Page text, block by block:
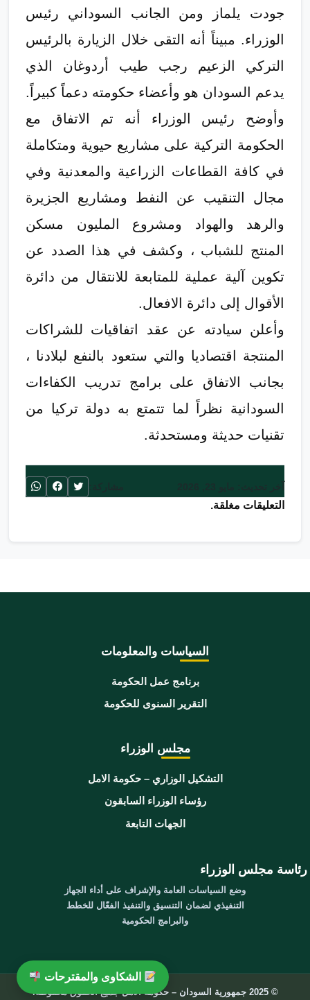
جودت يلماز ومن الجانب السوداني رئيس
الوزراء. مبيناً أنه التقى خلال الزيارة بالرئيس
التركي الزعيم رجب طيب أردوغان الذي
يدعم السودان هو وأعضاء حكومته دعماً كبيراً.
وأوضح رئيس الوزراء أنه تم الاتفاق مع
الحكومة التركية على مشاريع حيوية ومتكاملة
في كافة القطاعات الزراعية والمعدنية وفي
مجال التنقيب عن النفط ومشاريع الجزيرة
والرهد والهواد ومشروع المليون مسكن
المنتج للشباب ، وكشف في هذا الصدد عن
تكوين آلية عملية للمتابعة للانتقال من دائرة
الأقوال إلى دائرة الافعال.
وأعلن سيادته عن عقد اتفاقيات للشراكات
المنتجة اقتصاديا والتي ستعود بالنفع لبلادنا ،
بجانب الاتفاق على برامج تدريب الكفاءات
السودانية نظراً لما تتمتع به دولة تركيا من
تقنيات حديثة ومستحدثة.
التعليقات مغلقة.
السياسات والمعلومات
برنامج عمل الحكومة
التقرير السنوى للحكومة
مجلس الوزراء
التشكيل الوزاري – حكومة الامل
رؤساء الوزراء السابقون
الجهات التابعة
رئاسة مجلس الوزراء
وضع السياسات العامة والإشراف على أداء الجهاز
التنفيذي لضمان التنسيق والتنفيذ الفعّال للخطط
والبرامج الحكومية
© 2025 جمهورية السودان – حكومة الامل جميع الحقوق محفوظة.
الشكاوى والمقترحات